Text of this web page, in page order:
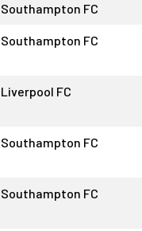
Southampton FC
Southampton FC
Liverpool FC
Southampton FC
Southampton FC